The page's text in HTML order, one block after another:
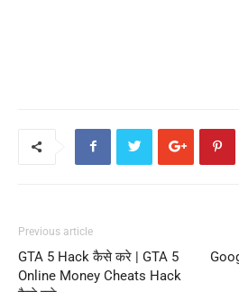
Previous article
GTA 5 Hack कैसे करे | GTA 5
Online Money Cheats Hack